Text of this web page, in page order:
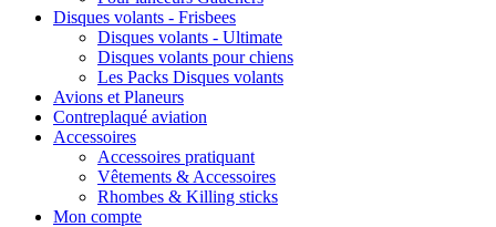
Disques volants - Frisbees
Disques volants - Ultimate
Disques volants pour chiens
Les Packs Disques volants
Avions et Planeurs
Contreplaqué aviation
Accessoires
Accessoires pratiquant
Vêtements & Accessoires
Rhombes & Killing sticks
Mon compte